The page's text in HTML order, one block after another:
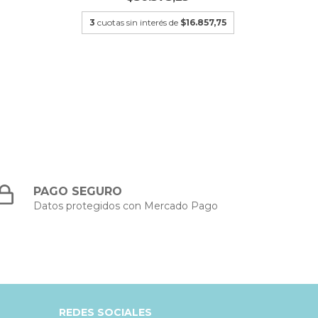
3 cuotas sin interés de $16.857,75
PAGO SEGURO
Datos protegidos con Mercado Pago
REDES SOCIALES